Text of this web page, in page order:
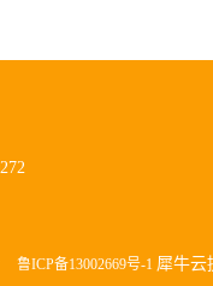
鲁ICP备13002669号-1 犀牛云